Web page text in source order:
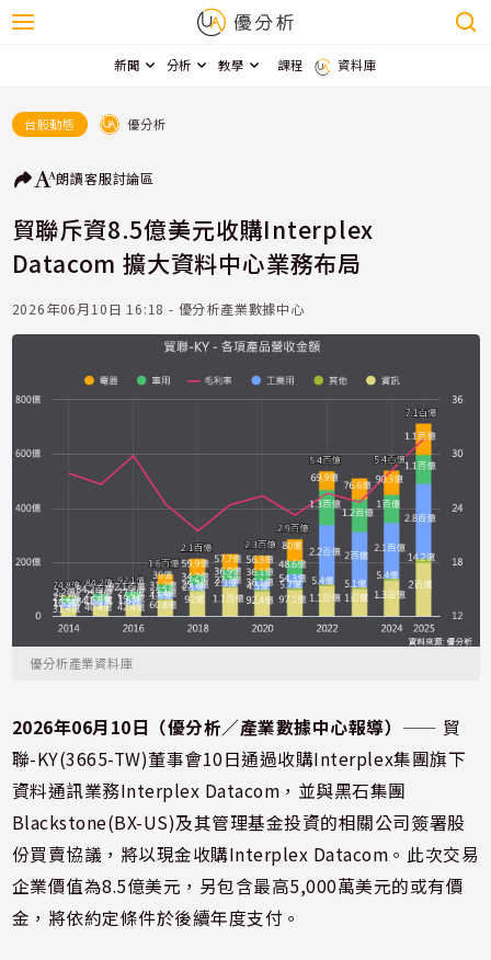
新聞 分析 教學 課程 資料庫
台股動態 優分析
朗讀客服討論區
貿聯斥資8.5億美元收購Interplex
Datacom 擴大資料中心業務布局
2026年06月10日 16:18 - 優分析產業數據中心
優分析產業資料庫
2026年06月10日（優分析／產業數據中心報導） ⸺ 貿
聯-KY(3665-TW)董事會10日通過收購Interplex集團旗下
資料通訊業務Interplex Datacom，並與黑石集團
Blackstone(BX-US)及其管理基金投資的相關公司簽署股
份買賣協議，將以現金收購Interplex Datacom。此次交易
企業價值為8.5億美元，另包含最高5,000萬美元的或有價
金，將依約定條件於後續年度支付。